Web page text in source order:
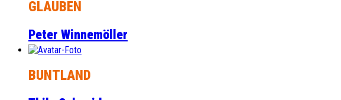
GLAUBEN
Peter Winnemöller
BUNTLAND